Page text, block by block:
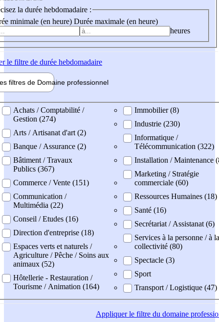
la durée hebdomadaire :
minimale (en heure) Durée maximale (en heure)
heures
le filtre de durée hebdomadaire
filtres de Domaine professionnel
professionel
Achats / Comptabilité /
Gestion (274)
Arts / Artisanat d'art (2)
Banque / Assurance (2)
Bâtiment / Travaux
Publics (367)
Commerce / Vente (151)
Communication /
Multimédia (22)
Conseil / Etudes (16)
Direction d'entreprise (18)
Espaces verts et naturels /
Agriculture / Pêche / Soins aux
animaux (52)
Hôtellerie - Restauration /
Tourisme / Animation (164)
Immobilier (8)
Industrie (230)
Informatique /
Télécommunication (322)
Installation / Maintenance
Marketing / Stratégie
commerciale (60)
Ressources Humaines (18)
Santé (16)
Secrétariat / Assistanat (6)
Services à la personne / à la
collectivité (80)
Spectacle (3)
Sport
Transport / Logistique (47)
Appliquerle filtre du domaine